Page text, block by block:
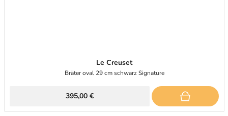
Le Creuset
Bräter oval 29 cm schwarz Signature
395,00 €